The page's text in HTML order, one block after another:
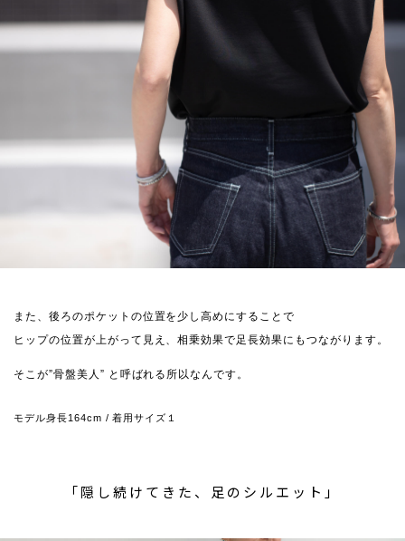
また、後ろのポケットの位置を少し高めにすることで
ヒップの位置が上がって見え、相乗効果で足長効果にもつながります。
そこが”骨盤美人” と呼ばれる所以なんです。
モデル身長164cm / 着用サイズ１
「隠し続けてきた、足のシルエット」